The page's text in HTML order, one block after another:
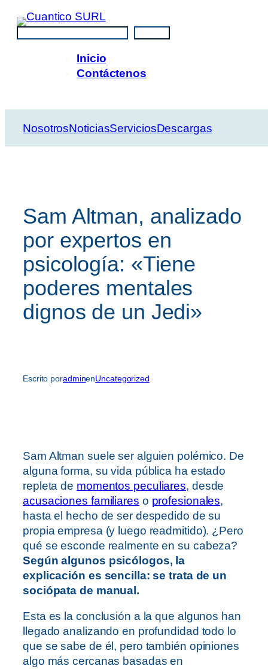
Saltar
contenido
Inicio
Contáctenos
NosotrosNoticiasServiciosDescargas
Sam Altman, analizado
por expertos en
psicología: «Tiene
poderes mentales
dignos de un Jedi»
Escrito poradminenUncategorized
Sam Altman suele ser alguien polémico. De
alguna forma, su vida pública ha estado
repleta de momentos peculiares, desde
acusaciones familiares o profesionales,
hasta el hecho de ser despedido de su
propia empresa (y luego readmitido). ¿Pero
qué se esconde realmente en su cabeza?
Según algunos psicólogos, la
explicación es sencilla: se trata de un
sociópata de manual.
Esta es la conclusión a la que algunos han
llegado analizando en profundidad todo lo
que se sabe de él, pero también opiniones
algo más cercanas basadas en